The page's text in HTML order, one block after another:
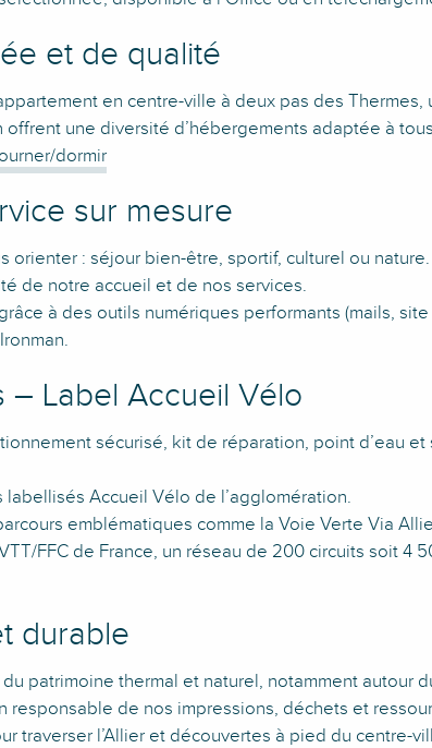
et de qualité
en centre-ville à deux pas des Thermes,
une diversité d’hébergements adaptée à
dormir
sur mesure
: séjour bien-être, sportif, culturel ou nature.
de notre accueil et de nos services.
à des outils numériques performants (mails,
– Label Accueil Vélo
sécurisé, kit de réparation, point d’eau
Accueil Vélo de l’agglomération.
emblématiques comme la Voie Verte Via
FFC de France, un réseau de 200 circuits soit
durable
patrimoine thermal et naturel, notamment autour
de nos impressions, déchets et
traverser l’Allier et découvertes à pied du centre-